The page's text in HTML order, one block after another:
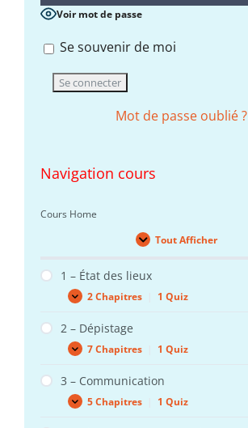
Voir mot de passe
Se souvenir de moi
Mot de passe oublié ?
Navigation cours
Cours Home
Tout Afficher
Leçons
1 – État des lieux
Expand
1
État
lieux
2 Chapitres 1 Quiz
2 – Dépistage
Expand
2
Dépistage
7 Chapitres 1 Quiz
3 – Communication
Expand
3
5 Chapitres 1 Quiz